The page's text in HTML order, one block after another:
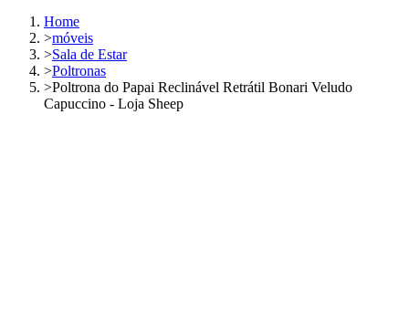
Home
>móveis
>Sala de Estar
>Poltronas
>Poltrona do Papai Reclinável Retrátil Bonari Veludo
Capuccino - Loja Sheep